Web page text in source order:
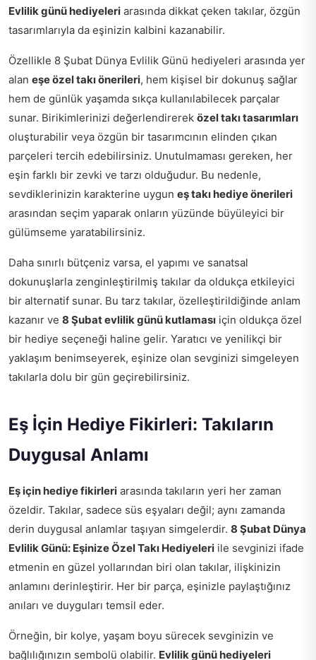
Evlilik günü hediyeleri arasında dikkat çeken takılar, özgün
tasarımlarıyla da eşinizin kalbini kazanabilir.
Özellikle 8 Şubat Dünya Evlilik Günü hediyeleri arasında yer
alan eşe özel takı önerileri, hem kişisel bir dokunuş sağlar
hem de günlük yaşamda sıkça kullanılabilecek parçalar
sunar. Birikimlerinizi değerlendirerek özel takı tasarımları
oluşturabilir veya özgün bir tasarımcının elinden çıkan
parçeleri tercih edebilirsiniz. Unutulmaması gereken, her
eşin farklı bir zevki ve tarzı olduğudur. Bu nedenle,
sevdiklerinizin karakterine uygun eş takı hediye önerileri
arasından seçim yaparak onların yüzünde büyüleyici bir
gülümseme yaratabilirsiniz.
Daha sınırlı bütçeniz varsa, el yapımı ve sanatsal
dokunuşlarla zenginleştirilmiş takılar da oldukça etkileyici
bir alternatif sunar. Bu tarz takılar, özelleştirildiğinde anlam
kazanır ve 8 Şubat evlilik günü kutlaması için oldukça özel
bir hediye seçeneği haline gelir. Yaratıcı ve yenilikçi bir
yaklaşım benimseyerek, eşinize olan sevginizi simgeleyen
takılarla dolu bir gün geçirebilirsiniz.
Eş İçin Hediye Fikirleri: Takıların
Duygusal Anlamı
Eş için hediye fikirleri arasında takıların yeri her zaman
özeldir. Takılar, sadece süs eşyaları değil; aynı zamanda
derin duygusal anlamlar taşıyan simgelerdir. 8 Şubat Dünya
Evlilik Günü: Eşinize Özel Takı Hediyeleri ile sevginizi ifade
etmenin en güzel yollarından biri olan takılar, ilişkinizin
anlamını derinleştirir. Her bir parça, eşinizle paylaştığınız
anıları ve duyguları temsil eder.
Örneğin, bir kolye, yaşam boyu sürecek sevginizin ve
bağlılığınızın sembolü olabilir. Evlilik günü hediyeleri